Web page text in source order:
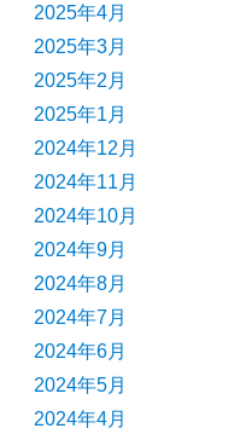
2025年4月
2025年3月
2025年2月
2025年1月
2024年12月
2024年11月
2024年10月
2024年9月
2024年8月
2024年7月
2024年6月
2024年5月
2024年4月